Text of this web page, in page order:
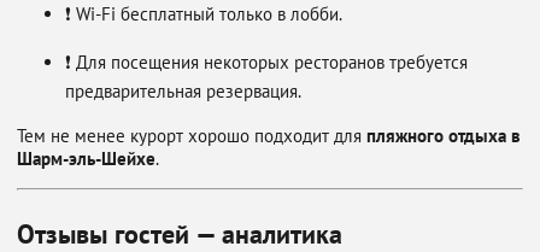
❗ Wi-Fi бесплатный только в лобби.
❗ Для посещения некоторых ресторанов требуется
предварительная резервация.
Тем не менее курорт хорошо подходит для пляжного отдыха в
Шарм-эль-Шейхе.
Отзывы гостей — аналитика